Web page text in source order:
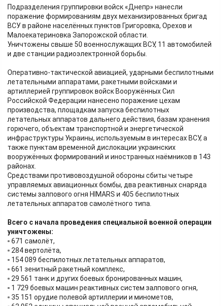
Подразделения группировки войск «Днепр» нанесли
поражение формированиям двух механизированных бригад
ВСУ в районе населённых пунктов Григоровка, Орехов и
Малоекатериновка Запорожской области.
Уничтожены свыше 50 военнослужащих ВСУ, 11 автомобилей
и две станции радиоэлектронной борьбы.
Оперативно-тактической авиацией, ударными беспилотными
летательными аппаратами, ракетными войсками и
артиллерией группировок войск Вооружённых Сил
Российской Федерации нанесено поражение цехам
производства, площадкам запуска беспилотных
летательных аппаратов дальнего действия, базам хранения
горючего, объектам транспортной и энергетической
инфраструктуры Украины, используемым в интересах ВСУ, а
также пунктам временной дислокации украинских
вооружённых формирований и иностранных наёмников в 143
районах.
Средствами противовоздушной обороны сбиты четыре
управляемых авиационных бомбы, два реактивных снаряда
системы залпового огня HIMARS и 405 беспилотных
летательных аппаратов самолётного типа.
Всего с начала проведения специальной военной операции
уничтожены:
▫ 671 самолёт,
▫ 284 вертолёта,
▫ 154 089 беспилотных летательных аппаратов,
▫ 661 зенитный ракетный комплекс,
▫ 29 561 танк и других боевых бронированных машин,
▫ 1 729 боевых машин реактивных систем залпового огня,
▫ 35 151 орудие полевой артиллерии и минометов,